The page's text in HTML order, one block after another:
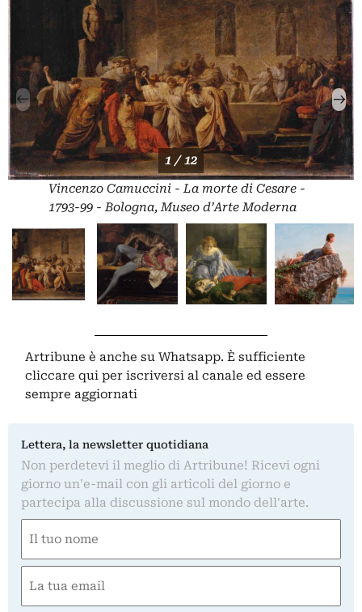
1 / 12
Vincenzo Camuccini - La morte di Cesare -
1793-99 - Bologna, Museo d’Arte Moderna
Artribune è anche su Whatsapp. È sufficiente
cliccare qui per iscriversi al canale ed essere
sempre aggiornati
Lettera, la newsletter quotidiana
Non perdetevi il meglio di Artribune! Ricevi ogni
giorno un'e-mail con gli articoli del giorno e
partecipa alla discussione sul mondo dell'arte.
(Required)
First
(Required)